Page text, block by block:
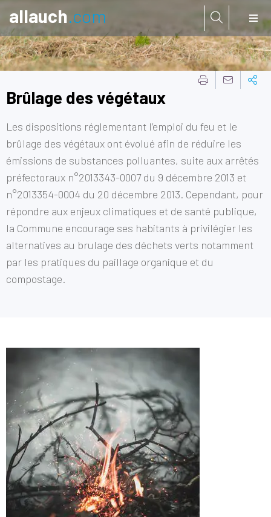
allauch.com
Brûlage des végétaux
Les dispositions réglementant l’emploi du feu et le
brûlage des végétaux ont évolué afin de réduire les
émissions de substances polluantes, suite aux arrêtés
préfectoraux n°2013343-0007 du 9 décembre 2013 et
n°2013354-0004 du 20 décembre 2013. Cependant, pour
répondre aux enjeux climatiques et de santé publique,
la Commune encourage ses habitants à privilégier les
alternatives au brulage des déchets verts notamment
par les pratiques du paillage organique et du
compostage.